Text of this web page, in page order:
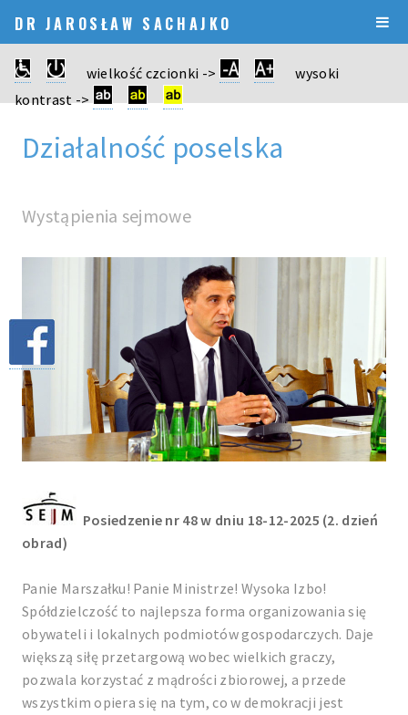
DR JAROSŁAW SACHAJKO
wielkość czcionki ->
wysoki
kontrast ->
Działalność poselska
Wystąpienia sejmowe
Posiedzenie nr 48 w dniu 18-12-2025 (2. dzień
obrad)
Panie Marszałku! Panie Ministrze! Wysoka Izbo!
Spółdzielczość to najlepsza forma organizowania się
obywateli i lokalnych podmiotów gospodarczych. Daje
większą siłę przetargową wobec wielkich graczy,
pozwala korzystać z mądrości zbiorowej, a przede
wszystkim opiera się na tym, co w demokracji jest